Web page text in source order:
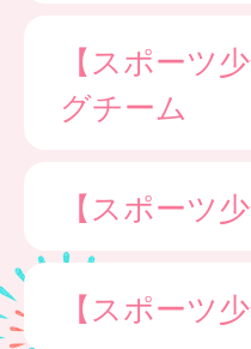
【スポーツ
グチーム
【スポーツ
【スポーツ